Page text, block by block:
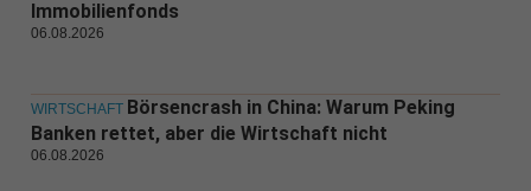
Immobilienfonds
06.08.2026
WIRTSCHAFT Börsencrash in China: Warum Peking
Banken rettet, aber die Wirtschaft nicht
06.08.2026